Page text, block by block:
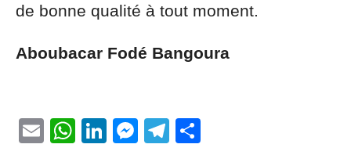
de bonne qualité à tout moment.
Aboubacar Fodé Bangoura
EmailWhatsApp
LinkedIn
Messenger
Telegram